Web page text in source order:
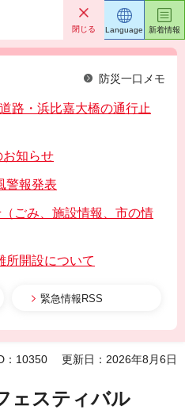
閉じる
防災一口メモ
路・浜比嘉大橋の通行止
お知らせ
警報発表
ごみ、施設情報、市の情
所開設について
緊急情報RSS
Language 新着情報
：10350 更新日：2026年8月6日
ェスティバル